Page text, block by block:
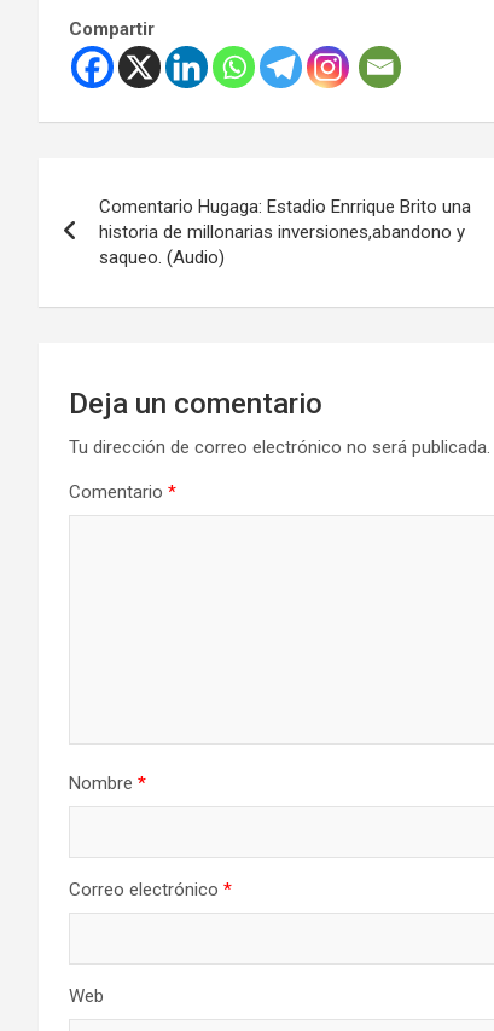
Compartir
de
entradas
Comentario Hugaga: Estadio Enrrique Brito una
historia de millonarias inversiones,abandono y
saqueo. (Audio)
Deja un comentario
Tu dirección de correo electrónico no será publicada.
Comentario *
Nombre *
Correo electrónico *
Web